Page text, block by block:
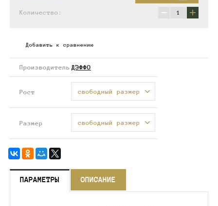
Количество: − +
Добавить к сравнению
Производитель ДЭФФО
Рост свободный размер
Размер свободный размер
ПАРАМЕТРЫ ОПИСАНИЕ